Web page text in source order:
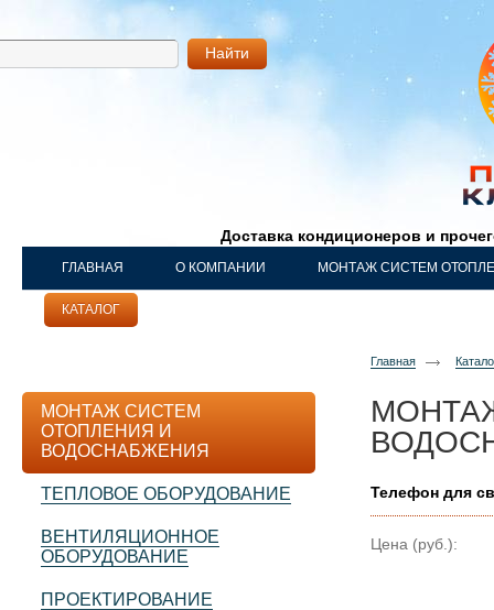
Найти
Доставка кондиционеров и
ГЛАВНАЯ О КОМПАНИИ МОНТАЖ СИСТЕМ
КАТАЛОГ
МОНТАЖ СИСТЕМ
ОТОПЛЕНИЯ И
ВОДОСНАБЖЕНИЯ
ТЕПЛОВОЕ ОБОРУДОВАНИЕ
ВЕНТИЛЯЦИОННОЕ
ОБОРУДОВАНИЕ
ПРОЕКТИРОВАНИЕ
Главная
Телефон для
Цена (руб.):